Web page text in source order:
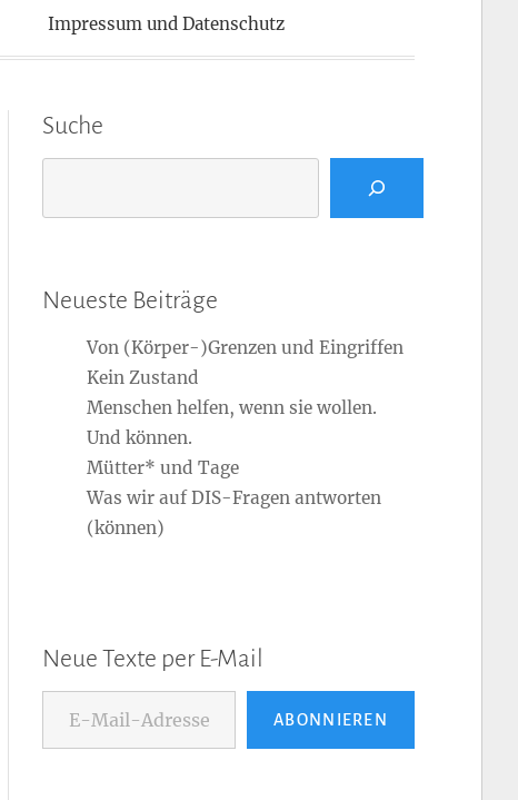
Impressum und Datenschutz
Suche
Neueste Beiträge
Von (Körper-)Grenzen und Eingriffen
Kein Zustand
Menschen helfen, wenn sie wollen.
Und können.
Mütter* und Tage
Was wir auf DIS-Fragen antworten
(können)
Neue Texte per E-Mail
E-Mail-Adresse...
ABONNIEREN